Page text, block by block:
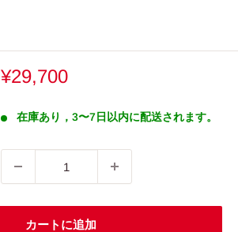
販
価
¥29,700
在庫あり，3〜7日以内に配送されます。
カートに追加